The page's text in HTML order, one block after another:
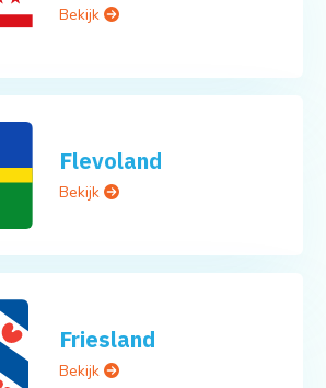
Bekijk
Flevoland
Bekijk
Friesland
Bekijk